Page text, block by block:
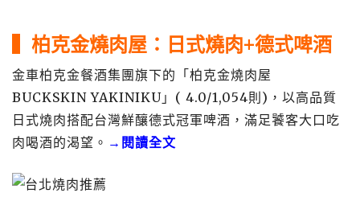
柏克金燒肉屋： 日式燒肉+德式啤酒
金車柏克金餐酒集團旗下的「柏克金燒肉屋
BUCKSKIN YAKINIKU」( 4.0/1,054則)，以高品質
日式燒肉搭配台灣鮮釀德式冠軍啤酒，滿足饕客大口吃
肉喝酒的渴望。 →閱讀全文